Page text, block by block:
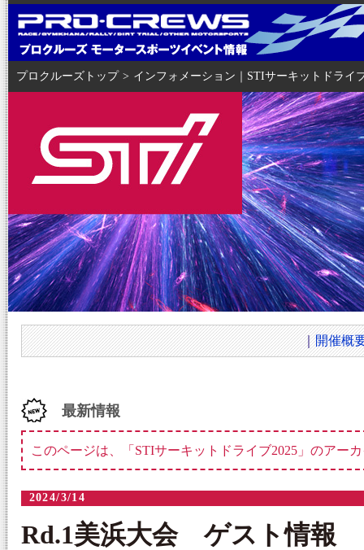
プロクルーズトップ > インフォメーション｜STIサーキットドライ
｜開催概
最新情報
このページは、「STIサーキットドライブ2025」のアー
2024/3/14
Rd.1美浜大会 ゲスト情報